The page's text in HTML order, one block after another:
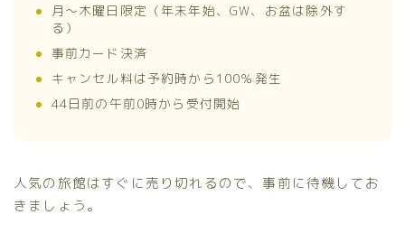
月～木曜日限定（年末年始、GW、お盆は除外す
る）
事前カード決済
キャンセル料は予約時から100％発生
44日前の午前0時から受付開始
人気の旅館はすぐに売り切れるので、事前に待機してお
きましょう。